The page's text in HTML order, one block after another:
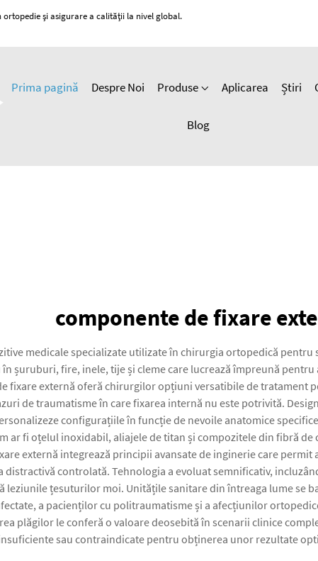
și asigurare a calității la nivel global.
Prima pagină Despre Noi Produse Aplicarea Știri
Blog
componente de fixare
medicale specializate utilizate în chirurgia ortopedică
șuruburi, fire, inele, tije și cleme care lucrează împreună
fixare externă oferă chirurgilor opțiuni versatibile de tratament
de traumatisme în care fixarea internă nu este potrivită.
configurațiile în funcție de nevoile anatomice
ar fi oțelul inoxidabil, aliajele de titan și compozitele din fibră
externă integrează principii avansate de inginerie care
distractivă controlată. Tehnologia a evoluat semnificativ,
țesuturilor moi. Unitățile sanitare din întreaga lume se
a pacienților cu politraumatisme și a afecțiunilor
plăgilor le conferă o valoare deosebită în scenarii clinice
sau contraindicate pentru obținerea unor rezultate